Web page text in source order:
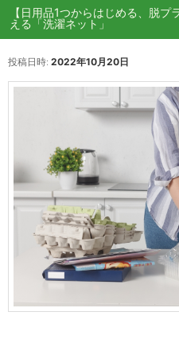
ナ
ビ
ゲ
ー
ョ
【日用品1つからはじめる、脱
える「洗濯ネット」
投稿日時: 2022年10月20日